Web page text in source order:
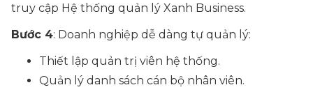
truy cập Hệ thống quản lý Xanh Business.
Bước 4: Doanh nghiệp dễ dàng tự quản lý:
Thiết lập quản trị viên hệ thống.
Quản lý danh sách cán bộ nhân viên.